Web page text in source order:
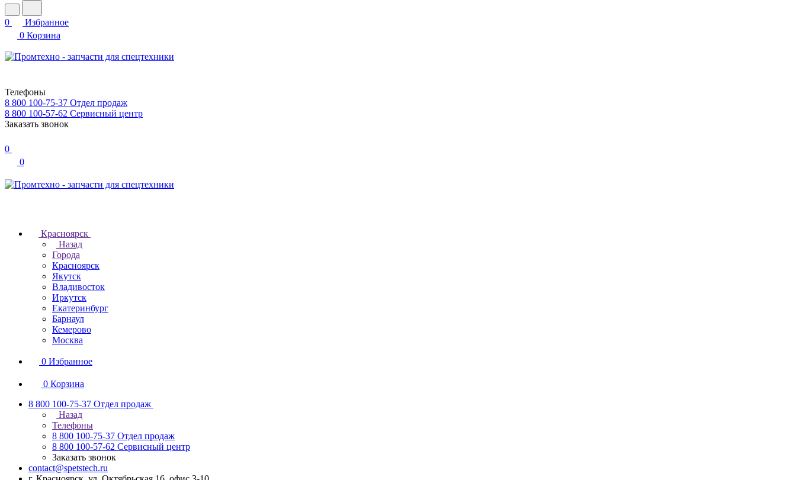
0
Избранное
0 Корзина
Телефоны
8 800 100-75-37 Отдел продаж
8 800 100-57-62 Сервисный центр
Заказать звонок
0
0
Красноярск
Назад
Города
Красноярск
Якутск
Владивосток
Иркутск
Екатеринбург
Барнаул
Кемерово
Москва
0 Избранное
0 Корзина
8 800 100-75-37 Отдел продаж
Назад
Телефоны
8 800 100-75-37 Отдел продаж
8 800 100-57-62 Сервисный центр
Заказать звонок
contact@spetstech.ru